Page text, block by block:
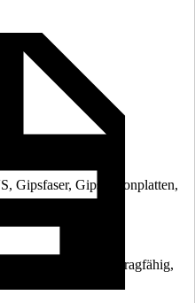
Gipsfaser, Gipskartonplatten,
Stoffen, Tragfähig,